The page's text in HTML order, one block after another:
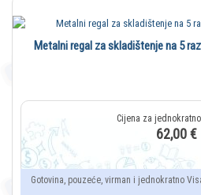
Metalni regal za skladištenje na 5
62,00 €
Gotovina, pouzeće, virman i jednokratno